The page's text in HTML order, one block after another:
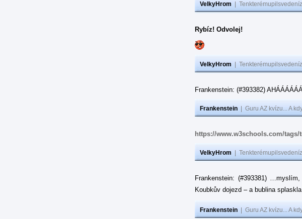
VelkyHrom
Rybíz! Odvolej!
VelkyHrom
Frankenstein: (#393382)
Frankenstein Guru AZ kvízu... A
https://www.w3schools.com/
VelkyHrom
Frankenstein: (#393381)
Koubkův dojezd – a bublina
Frankenstein Guru AZ kvízu... A